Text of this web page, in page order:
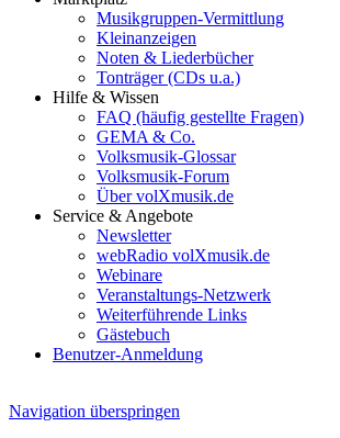
Musikgruppen-Vermittlung
Kleinanzeigen
Noten & Liederbücher
Tonträger (CDs u.a.)
Hilfe & Wissen
FAQ (häufig gestellte Fragen)
GEMA & Co.
Volksmusik-Glossar
Volksmusik-Forum
Über volXmusik.de
Service & Angebote
Newsletter
webRadio volXmusik.de
Webinare
Veranstaltungs-Netzwerk
Weiterführende Links
Gästebuch
Benutzer-Anmeldung
Navigation überspringen